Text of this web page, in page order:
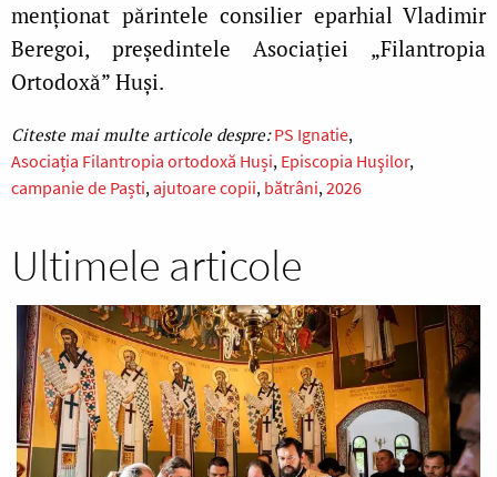
menționat părintele consilier eparhial Vladimir
Beregoi, președintele Asociației „Filantropia
Ortodoxă” Huși.
PS Ignatie
Asociația Filantropia ortodoxă Huși Episcopia Huşilor
campanie de Paști ajutoare copii bătrâni 2026
Ultimele articole